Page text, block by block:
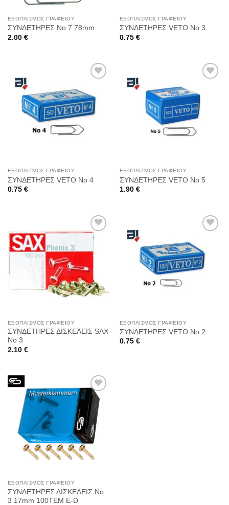
ΕΞΟΠΛΙΣΜΌΣ ΓΡΑΦΕΊΟΥ
ΣΥΝΔΕΤΗΡΕΣ Νο 7 78mm
2.00 €
ΕΞΟΠΛΙΣΜΌΣ ΓΡΑΦΕΊΟΥ
ΣΥΝΔΕΤΗΡΕΣ VETO No 3
0.75 €
Προσθήκη
στη
Wishlist
ΕΞΟΠΛΙΣΜΌΣ ΓΡΑΦΕΊΟΥ
ΣΥΝΔΕΤΗΡΕΣ VETO No 4
0.75 €
Προσθήκη
στη
Wishlist
ΕΞΟΠΛΙΣΜΌΣ ΓΡΑΦΕΊΟΥ
ΣΥΝΔΕΤΗΡΕΣ VETO No 5
1.90 €
Wishlist
ΕΞΟΠΛΙΣΜΌΣ ΓΡΑΦΕΊΟΥ
ΣΥΝΔΕΤΗΡΕΣ ΔΙΣΚΕΛΕΙΣ SAX
No 3
2.10 €
Προσθήκη
στη
Wishlist
ΕΞΟΠΛΙΣΜΌΣ ΓΡΑΦΕΊΟΥ
ΣΥΝΔΕΤΗΡΕΣ VETO No 2
0.75 €
Προσθήκη
στη
Wishlist
ΕΞΟΠΛΙΣΜΌΣ ΓΡΑΦΕΊΟΥ
ΣΥΝΔΕΤΗΡΕΣ ΔΙΣΚΕΛΕΙΣ Νο
3 17mm 100ΤΕΜ E-D